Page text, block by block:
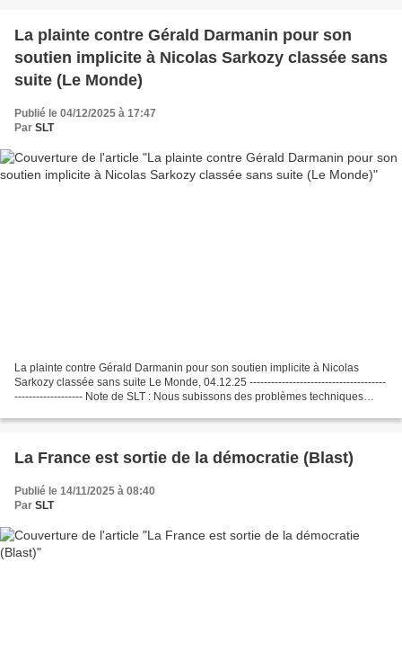
La plainte contre Gérald Darmanin pour son
soutien implicite à Nicolas Sarkozy classée sans
suite (Le Monde)
Publié le 04/12/2025 à 17:47
Par SLT
La plainte contre Gérald Darmanin pour son soutien implicite à Nicolas
Sarkozy classée sans suite Le Monde, 04.12.25 --------------------------------------
------------------- Note de SLT : Nous subissons des problèmes techniques
La France est sortie de la démocratie (Blast)
Publié le 14/11/2025 à 08:40
Par SLT